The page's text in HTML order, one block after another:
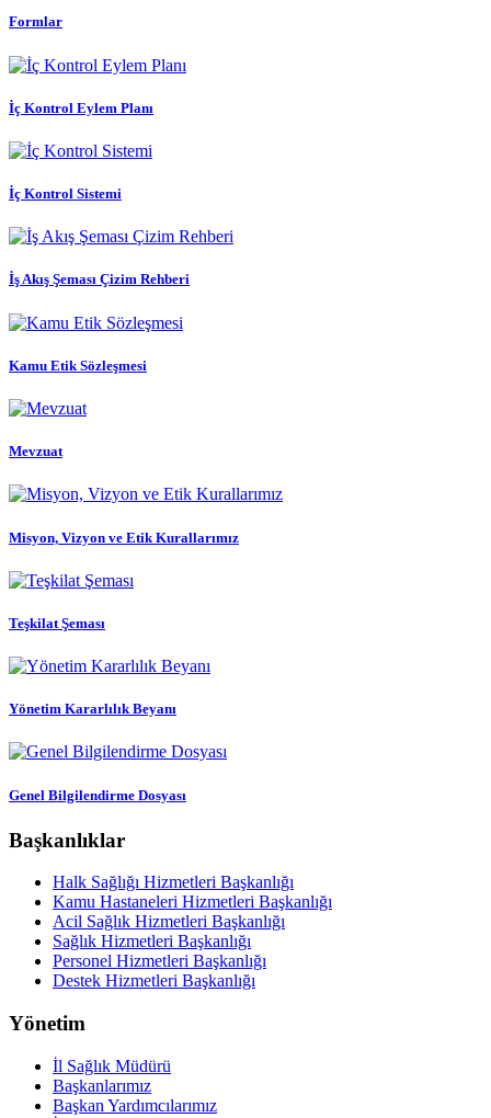
Formlar
İç Kontrol Eylem Planı
İç Kontrol Sistemi
İş Akış Şeması Çizim Rehberi
Kamu Etik Sözleşmesi
Mevzuat
Misyon, Vizyon ve Etik Kurallarımız
Teşkilat Şeması
Yönetim Kararlılık Beyanı
Genel Bilgilendirme Dosyası
Başkanlıklar
Halk Sağlığı Hizmetleri Başkanlığı
Kamu Hastaneleri Hizmetleri Başkanlığı
Acil Sağlık Hizmetleri Başkanlığı
Sağlık Hizmetleri Başkanlığı
Personel Hizmetleri Başkanlığı
Destek Hizmetleri Başkanlığı
Yönetim
İl Sağlık Müdürü
Başkanlarımız
Başkan Yardımcılarımız